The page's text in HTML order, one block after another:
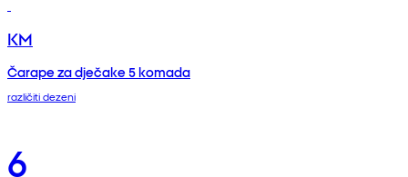
KM
Čarape za dječake 5 komada
različiti dezeni
6